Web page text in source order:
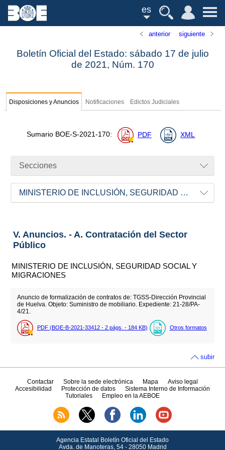
es
anterior siguiente
Boletín Oficial del Estado: sábado 17 de julio
de 2021, Núm. 170
Disposiciones y Anuncios Notificaciones Edictos Judiciales
Sumario BOE-S-2021-170: PDF XML
Secciones
MINISTERIO DE INCLUSIÓN, SEGURIDAD SOCIAL Y MIGRACIONES
V. Anuncios. - A. Contratación del Sector
Público
MINISTERIO DE INCLUSIÓN, SEGURIDAD SOCIAL Y
MIGRACIONES
Anuncio de formalización de contratos de: TGSS-Dirección Provincial
de Huelva. Objeto: Suministro de mobiliario. Expediente: 21-28/PA-
4/21.
PDF (BOE-B-2021-33412 - 2 págs. - 184 KB) Otros formatos
subir
Contactar Sobre la sede electrónica Mapa
Aviso legal
Accesibilidad
Protección de datos
Sistema Interno de Información
Tutoriales
Empleo en la AEBOE
Agencia Estatal Boletín Oficial del Estado
Avda. de Manoteras, 54 - 28050 Madrid